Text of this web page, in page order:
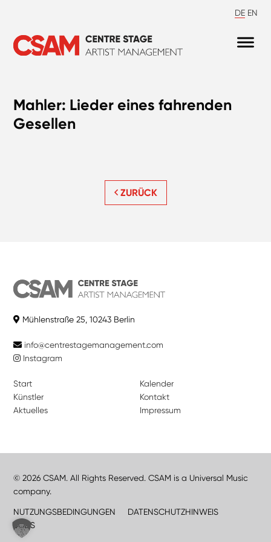
DE EN
Mahler: Lieder eines fahrenden
Gesellen
ZURÜCK
Mühlenstraße 25, 10243 Berlin
info@centrestagemanagement.com
Instagram
Start
Künstler
Aktuelles
Kalender
Kontakt
Impressum
© 2026 CSAM. All Rights Reserved. CSAM is a Universal Music
company.
NUTZUNGSBEDINGUNGEN
DATENSCHUTZHINWEIS
JOBS